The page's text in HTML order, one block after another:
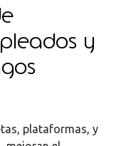
y
plataformas, y